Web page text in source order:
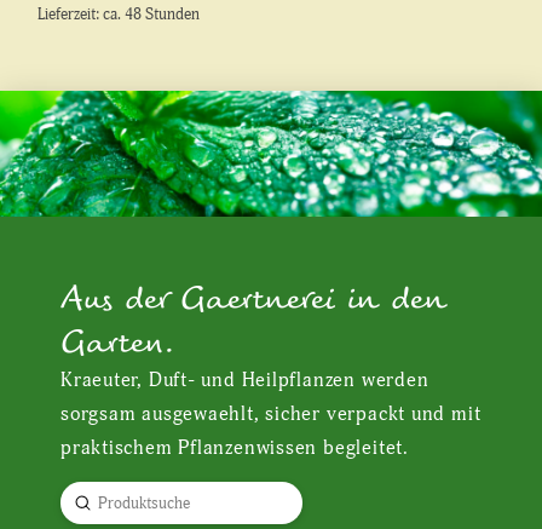
Lieferzeit: ca. 48 Stunden
Aus der Gaertnerei in den
Garten.
Kraeuter, Duft- und Heilpflanzen werden
sorgsam ausgewaehlt, sicher verpackt und mit
praktischem Pflanzenwissen begleitet.
Search
Submit